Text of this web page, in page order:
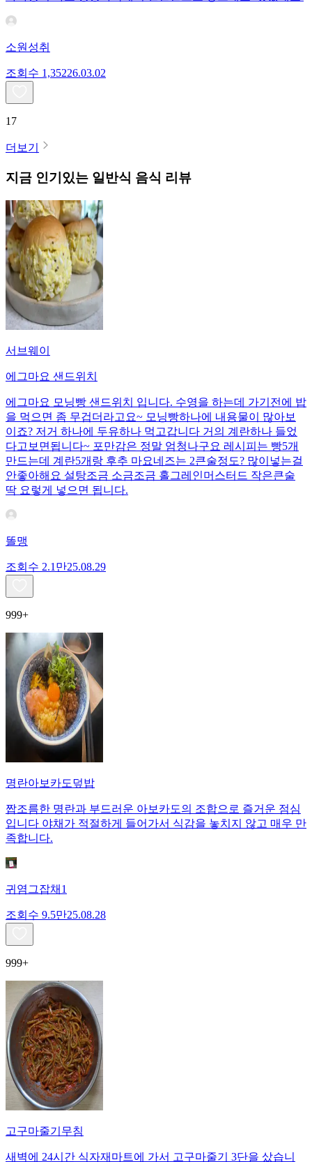
소원성취
조회수 1,35226.03.02
17
더보기
지금 인기있는 일반식 음식 리뷰
서브웨이
에그마요 샌드위치
에그마요 모닝빵 샌드위치 입니다. 수영을 하는데 가기전에 밥
을 먹으면 좀 무겁더라고요~ 모닝빵하나에 내용물이 많아보
이죠? 저거 하나에 두유하나 먹고갑니다 거의 계란하나 들었
다고보면됩니다~ 포만감은 정말 엄청나구요 레시피는 빵5개
만드는데 계란5개랑 후추 마요네즈는 2큰술정도? 많이넣는걸
안좋아해요 설탕조금 소금조금 홀그레인머스터드 작은큰술
딱 요렇게 넣으면 됩니다.
똘맹
조회수 2.1만25.08.29
999+
명란아보카도덮밥
짭조름한 명란과 부드러운 아보카도의 조합으로 즐거운 점심
입니다 야채가 적절하게 들어가서 식감을 놓치지 않고 매우 만
족합니다.
귀염그잡채1
조회수 9.5만25.08.28
999+
고구마줄기무침
새벽에 24시간 식자재마트에 가서 고구마줄기 3단을 샀습니